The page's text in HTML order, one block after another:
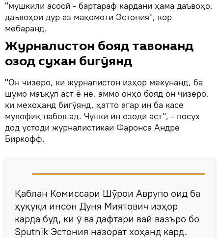
"мушкили асосӣ - бартараф кардани ҳама даъвоҳо,
даъвоҳои дур аз мақомоти Эстония", кор
мебаранд.
Журналистон бояд тавонанд
озод сухан бигӯянд
"Он чизеро, ки журналистон изҳор мекунанд, ба
шумо маъқул аст ё не, аммо онҳо бояд он чизеро,
ки мехоҳанд бигӯянд, ҳатто агар ин ба касе
мувофиқ набошад. Чунки ин озодӣ аст", - посух
дод устоди журналистикаи Фаронса Андре
Биркофф.
Қаблан Комиссари Шӯрои Аврупо оид ба
ҳуқуқи инсон Дуня Миятович изҳор
карда буд, ки ӯ ва дафтари вай вазъро бо
Sputnik Эстония назорат хоҳанд кард.